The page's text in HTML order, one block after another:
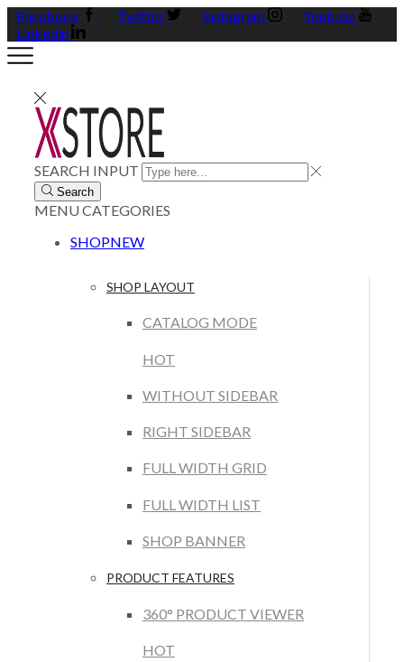
Facebook Twitter Instagram
Youtube
Linkedin
SEARCH INPUT
Search
MENUCATEGORIES
SHOPNEW
SHOP LAYOUT
CATALOG MODE
HOT
WITHOUT SIDEBAR
RIGHT SIDEBAR
FULL WIDTH GRID
FULL WIDTH LIST
SHOP BANNER
PRODUCT FEATURES
360° PRODUCT VIEWER
HOT